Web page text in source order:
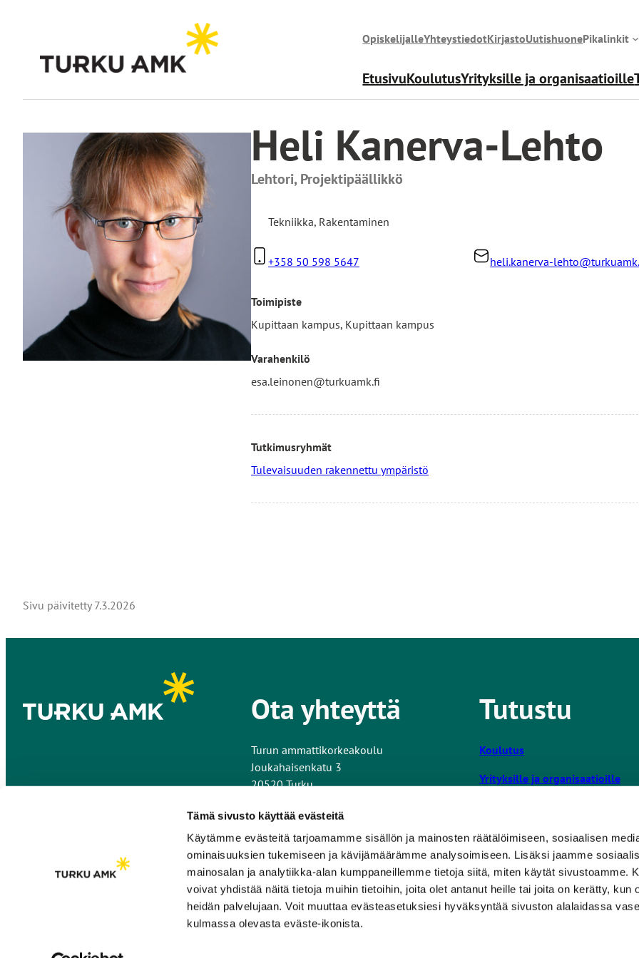
Tämä sivusto käyttää evästeitä
Käytämme evästeitä tarjoamamme sisällön ja mainosten räätälöimiseen, sosiaalisen
ominaisuuksien tukemiseen ja kävijämäärämme analysoimiseen. Lisäksi jaamme
mainosalan ja analytiikka-alan kumppaneillemme tietoja siitä, miten käytät sivustoamme.
voivat yhdistää näitä tietoja muihin tietoihin, joita olet antanut heille tai joita on kerätty, kun
heidän palvelujaan. Voit muuttaa evästeasetuksiesi hyväksyntää sivuston alalaidassa
kulmassa olevasta eväste-ikonista.
OpiskelijalleYhteystiedotKirjastoUutishuonePikalinkit
EtusivuKoulutusYrityksille ja organisaatioille
Heli Kanerva-Lehto
Lehtori, Projektipäällikkö
Tekniikka, Rakentaminen
+358 50 598 5647 heli.kanerva-
Toimipiste
Kupittaan kampus, Kupittaan kampus
Varahenkilö
esa.leinonen@turkuamk.fi
Tutkimusryhmät
Tulevaisuuden rakennettu ympäristö
Sivu päivitetty 7.3.2026
Ota yhteyttä
Turun ammattikorkeakoulu
Joukahaisenkatu 3
20520 Turku
Kaikki yhteystiedot
Anna palautetta nettisivuistaL
i
n
k
k
Tutustu
Koulutus
Yrityksille ja organisaatioille
Turun AMK
Opiskelijalle
Uutishuone